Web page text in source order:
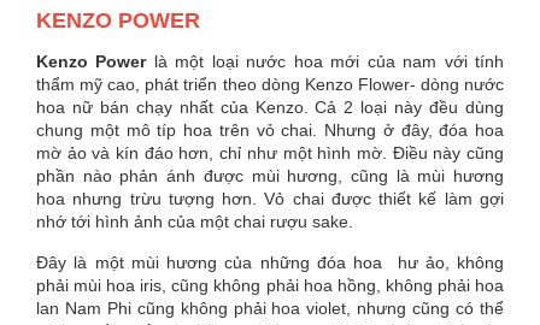
KENZO POWER
Kenzo Power là một loại nước hoa mới của nam với tính
thẩm mỹ cao, phát triển theo dòng Kenzo Flower- dòng nước
hoa nữ bán chạy nhất của Kenzo. Cả 2 loại này đều dùng
chung một mô típ hoa trên vỏ chai. Nhưng ở đây, đóa hoa
mờ ảo và kín đáo hơn, chỉ như một hình mờ. Điều này cũng
phần nào phản ánh được mùi hương, cũng là mùi hương
hoa nhưng trừu tượng hơn. Vỏ chai được thiết kế làm gợi
nhớ tới hình ảnh của một chai rượu sake.
Đây là một mùi hương của những đóa hoa hư ảo, không
phải mùi hoa iris, cũng không phải hoa hồng, không phải hoa
lan Nam Phi cũng không phải hoa violet, nhưng cũng có thể